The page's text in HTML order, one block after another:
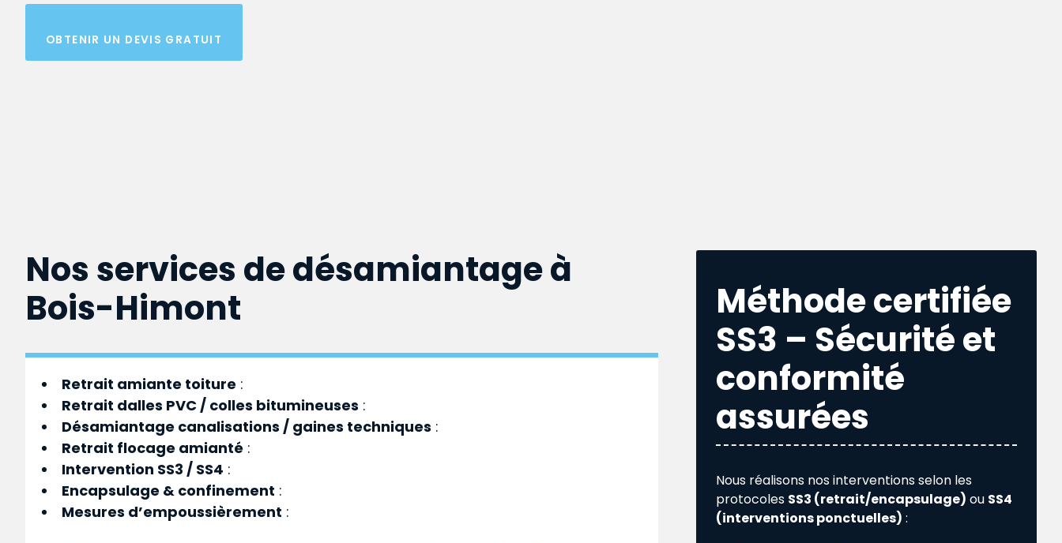
OBTENIR UN DEVIS GRATUIT
Nos services de désamiantage à
Bois-Himont
Retrait amiante toiture :
Retrait dalles PVC / colles bitumineuses :
Désamiantage canalisations / gaines techniques :
Retrait flocage amianté :
Intervention SS3 / SS4 :
Encapsulage & confinement :
Mesures d’empoussièrement :
Méthode certifiée
SS3 – Sécurité et
conformité
assurées
Nous réalisons nos interventions selon les
protocoles SS3 (retrait/encapsulage) ou SS4
(interventions ponctuelles) :